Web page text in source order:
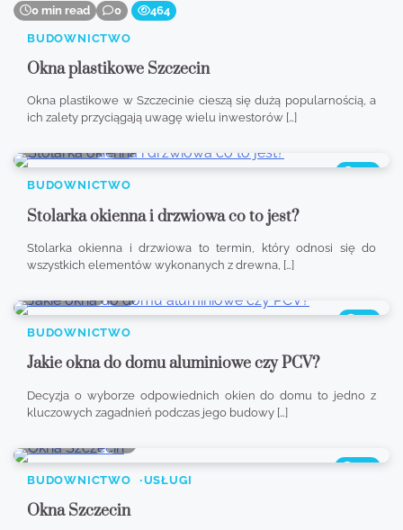
0 min read 0 464
BUDOWNICTWO
Okna plastikowe Szczecin
Okna plastikowe w Szczecinie cieszą się dużą popularnością, a
ich zalety przyciągają uwagę wielu inwestorów […]
350
BUDOWNICTWO
Stolarka okienna i drzwiowa co to jest?
Stolarka okienna i drzwiowa to termin, który odnosi się do
wszystkich elementów wykonanych z drewna, […]
411
BUDOWNICTWO
Jakie okna do domu aluminiowe czy PCV?
Decyzja o wyborze odpowiednich okien do domu to jedno z
kluczowych zagadnień podczas jego budowy […]
598
BUDOWNICTWO
USŁUGI
Okna Szczecin